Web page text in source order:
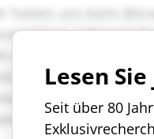
Lesen
Seit über 80